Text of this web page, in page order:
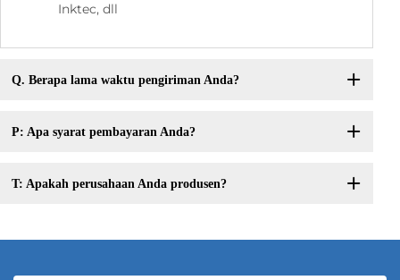
Inktec, dll
Q. Berapa lama waktu pengiriman Anda?
P: Apa syarat pembayaran Anda?
T: Apakah perusahaan Anda produsen?